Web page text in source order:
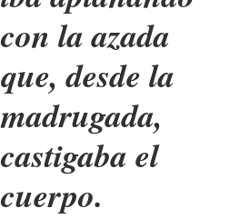
con la azada
que, desde la
madrugada,
castigaba el
cuerpo.